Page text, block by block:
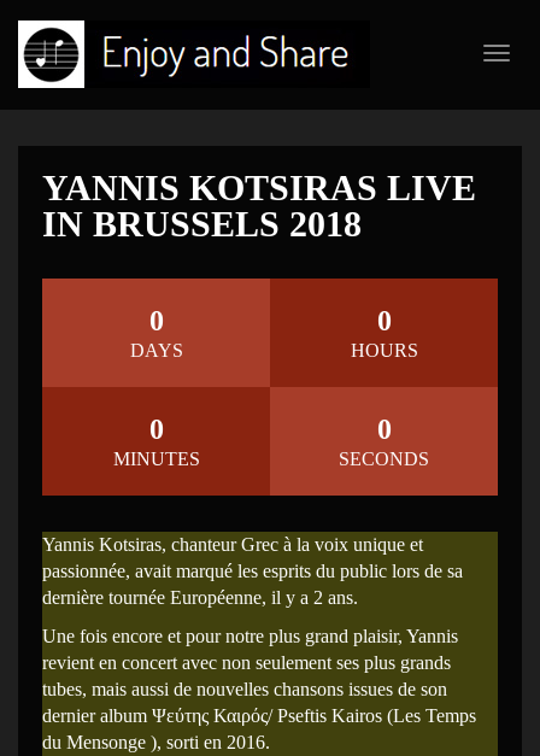
YANNIS KOTSIRAS LIVE
IN BRUSSELS 2018
0
DAYS
0
HOURS
0
MINUTES
0
SECONDS
Yannis Kotsiras, chanteur Grec à la voix unique et
passionnée, avait marqué les esprits du public lors de sa
dernière tournée Européenne, il y a 2 ans.
Une fois encore et pour notre plus grand plaisir, Yannis
revient en concert avec non seulement ses plus grands
tubes, mais aussi de nouvelles chansons issues de son
dernier album Ψεύτης Καιρός/ Pseftis Kairos (Les Temps
du Mensonge ), sorti en 2016.